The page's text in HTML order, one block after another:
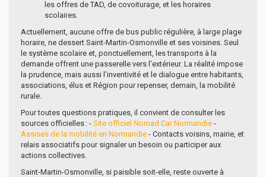
les offres de TAD, de covoiturage, et les horaires
scolaires.
Actuellement, aucune offre de bus public régulière, à large plage
horaire, ne dessert Saint-Martin-Osmonville et ses voisines. Seul
le système scolaire et, ponctuellement, les transports à la
demande offrent une passerelle vers l’extérieur. La réalité impose
la prudence, mais aussi l’inventivité et le dialogue entre habitants,
associations, élus et Région pour repenser, demain, la mobilité
rurale.
Pour toutes questions pratiques, il convient de consulter les
sources officielles : - Site officiel Nomad Car Normandie -
Assises de la mobilité en Normandie - Contacts voisins, mairie, et
relais associatifs pour signaler un besoin ou participer aux
actions collectives.
Saint-Martin-Osmonville, si paisible soit-elle, reste ouverte à